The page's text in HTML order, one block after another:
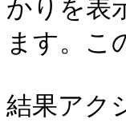
かりを表
ます。こ
結果アク